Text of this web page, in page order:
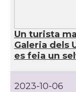
Un turista
Galeria dels
es feia un
2023-10-06